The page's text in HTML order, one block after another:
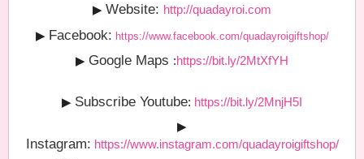
▶ Website: http://quadayroi.com
▶ Facebook: https://www.facebook.com/quadayroigiftshop/
▶ Google Maps :https://bit.ly/2MtXfYH
▶ Subscribe Youtube: https://bit.ly/2MnjH5I
▶
Instagram: https://www.instagram.com/quadayroigiftshop/